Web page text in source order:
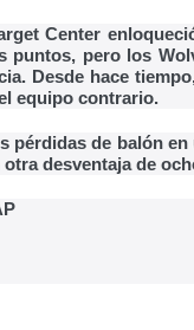
Center
puntos, pero los
Desde hace
equipo contrario.
pérdidas de balón
desventaja de